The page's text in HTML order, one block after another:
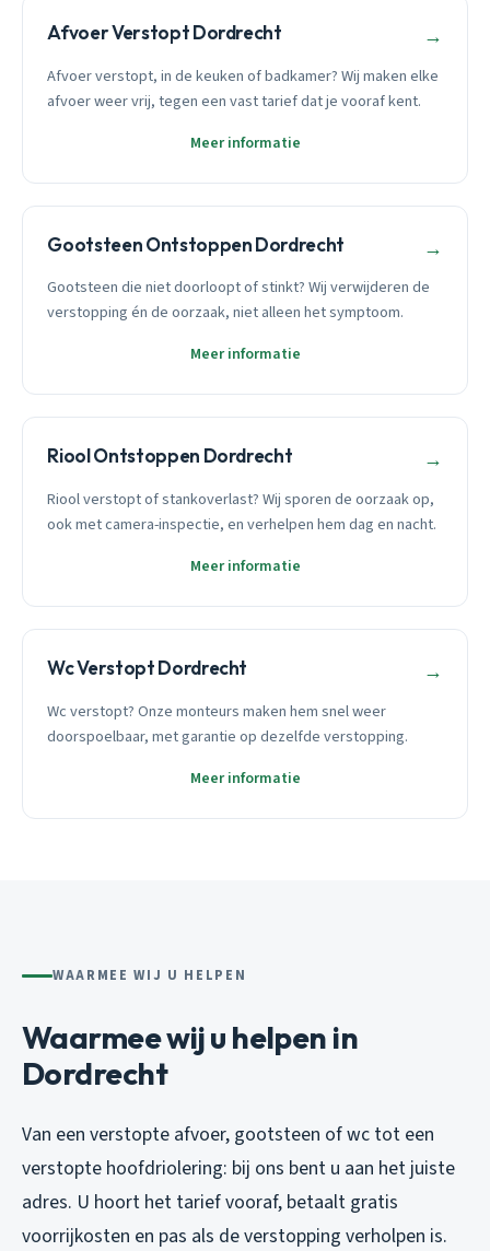
Afvoer Verstopt Dordrecht →
Afvoer verstopt, in de keuken of badkamer? Wij maken elke
afvoer weer vrij, tegen een vast tarief dat je vooraf kent.
Meer informatie
Gootsteen Ontstoppen Dordrecht →
Gootsteen die niet doorloopt of stinkt? Wij verwijderen de
verstopping én de oorzaak, niet alleen het symptoom.
Meer informatie
Riool Ontstoppen Dordrecht →
Riool verstopt of stankoverlast? Wij sporen de oorzaak op,
ook met camera-inspectie, en verhelpen hem dag en nacht.
Meer informatie
Wc Verstopt Dordrecht →
Wc verstopt? Onze monteurs maken hem snel weer
doorspoelbaar, met garantie op dezelfde verstopping.
Meer informatie
WAARMEE WIJ U HELPEN
Waarmee wij u helpen in
Dordrecht
Van een verstopte afvoer, gootsteen of wc tot een
verstopte hoofdriolering: bij ons bent u aan het juiste
adres. U hoort het tarief vooraf, betaalt gratis
voorrijkosten en pas als de verstopping verholpen is.